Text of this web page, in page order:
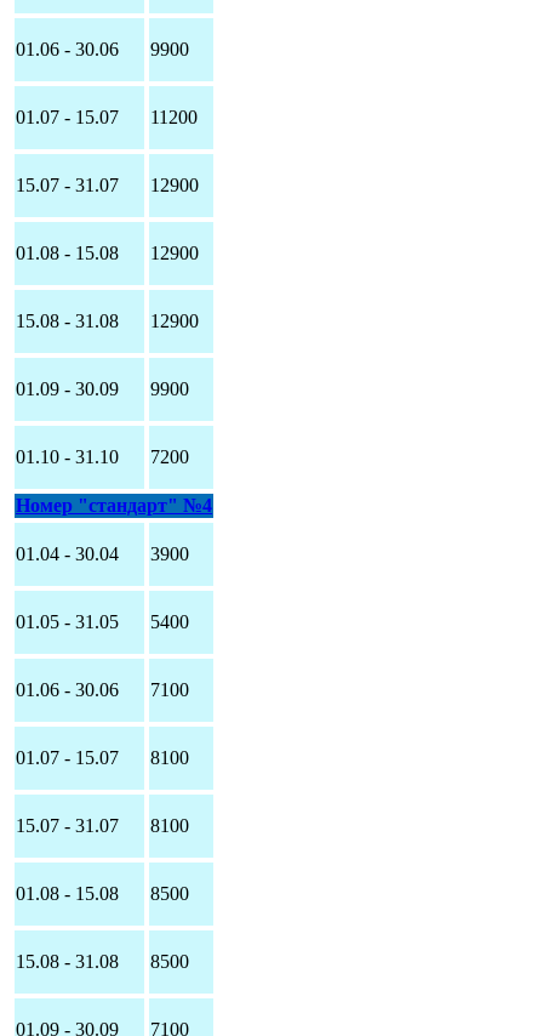
01.06 - 30.06 9900
01.07 - 15.07 11200
15.07 - 31.07 12900
01.08 - 15.08 12900
15.08 - 31.08 12900
01.09 - 30.09 9900
01.10 - 31.10 7200
Номер "стандарт" №4
01.04 - 30.04 3900
01.05 - 31.05 5400
01.06 - 30.06 7100
01.07 - 15.07 8100
15.07 - 31.07 8100
01.08 - 15.08 8500
15.08 - 31.08 8500
01.09 - 30.09 7100